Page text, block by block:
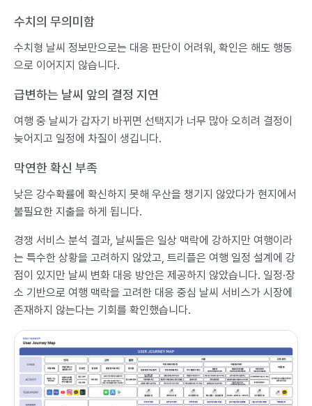
수치의 무의미함
수치형 날씨 정보만으로는 대응 판단이 어려워, 확인은 해도 행동
으로 이어지지 않습니다.
급변하는 날씨 앞의 결정 지연
여행 중 날씨가 갑자기 바뀌면 선택지가 너무 많아 오히려 결정이
늦어지고 일정에 차질이 생깁니다.
막연한 확신 부족
낮은 강수확률에 확신하지 못해 우산을 챙기지 않았다가 현지에서
불필요한 지출을 하게 됩니다.
경쟁 서비스 분석 결과, 날씨돌은 일상 맥락에 강하지만 여행이라
는 특수한 상황을 고려하지 않았고, 트리플은 여행 일정 설계에 강
점이 있지만 날씨 변화 대응 방안은 제공하지 않았습니다. 일정·장
소 기반으로 여행 맥락을 고려한 대응 중심 날씨 서비스가 시장에
존재하지 않는다는 기회를 확인했습니다.